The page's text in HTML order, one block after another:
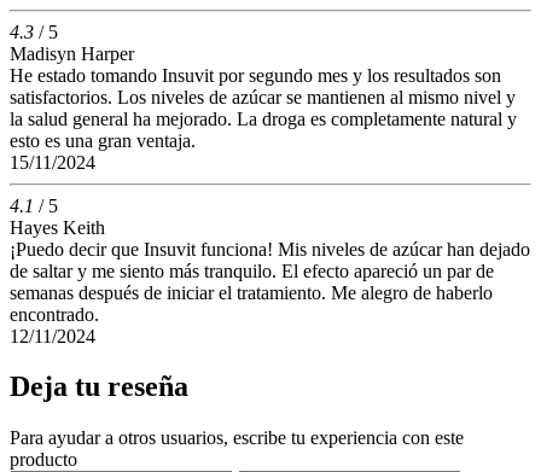
4.3 / 5
Madisyn Harper
He estado tomando Insuvit por segundo mes y los resultados son
satisfactorios. Los niveles de azúcar se mantienen al mismo nivel y
la salud general ha mejorado. La droga es completamente natural y
esto es una gran ventaja.
15/11/2024
4.1 / 5
Hayes Keith
¡Puedo decir que Insuvit funciona! Mis niveles de azúcar han dejado
de saltar y me siento más tranquilo. El efecto apareció un par de
semanas después de iniciar el tratamiento. Me alegro de haberlo
encontrado.
12/11/2024
Deja tu reseña
Para ayudar a otros usuarios, escribe tu experiencia con este
producto